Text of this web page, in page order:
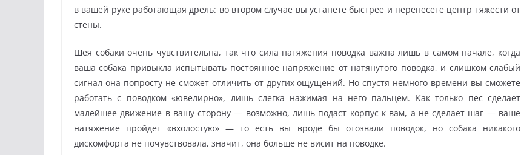
в вашей руке работающая дрель: во втором случае вы устанете быстрее и перенесете центр тяжести от
стены.
Шея собаки очень чувствительна, так что сила натяжения поводка важна лишь в самом начале, когда
ваша собака привыкла испытывать постоянное напряжение от натянутого поводка, и слишком слабый
сигнал она попросту не сможет отличить от других ощущений. Но спустя немного времени вы сможете
работать с поводком «ювелирно», лишь слегка нажимая на него пальцем. Как только пес сделает
малейшее движение в вашу сторону — возможно, лишь подаст корпус к вам, а не сделает шаг — ваше
натяжение пройдет «вхолостую» — то есть вы вроде бы отозвали поводок, но собака никакого
дискомфорта не почувствовала, значит, она больше не висит на поводке.